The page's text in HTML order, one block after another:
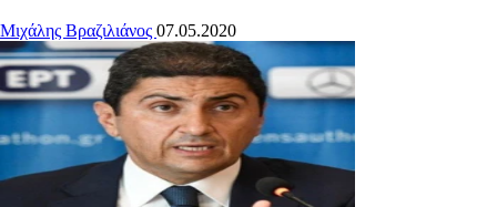
Μιχάλης Βραζιλιάνος 07.05.2020